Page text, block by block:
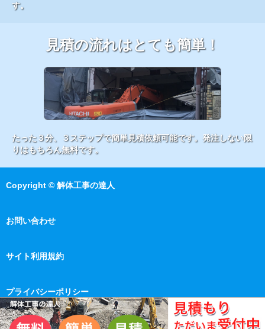
す。
見積の流れはとても簡単！
たった３分、３ステップで簡単見積依頼可能です。発注しない限
りはもちろん無料です。
Copyright © 解体工事の達人
お問い合わせ
サイト利用規約
プライバシーポリシー